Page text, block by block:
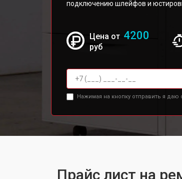
подключению шлейфов и
Цена от 4200
руб
Нажимая на кнопку отправить я даю
Прайс лист на